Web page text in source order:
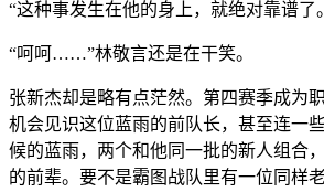
“这种事发生在他的身上，就绝对靠谱了
“呵呵……”林敬言还是在干笑。
张新杰却是略有点茫然。第四赛季成为
机会见识这位蓝雨的前队长，甚至连一
候的蓝雨，两个和他同一批的新人组合
的前辈。要不是霸图战队里有一位同样